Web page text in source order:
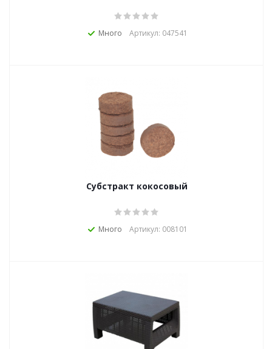
Много Артикул: 047541
Субстракт кокосовый
Много Артикул: 008101